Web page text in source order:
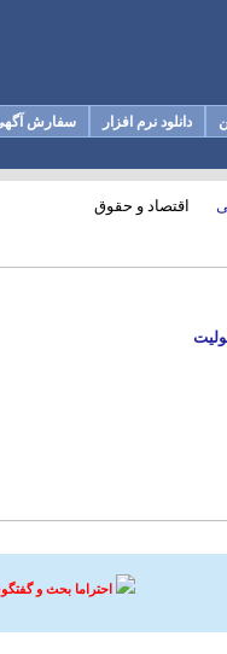
دانلود نرم افزار سفارش
اقتصاد و حقوق
احتراما بحث و